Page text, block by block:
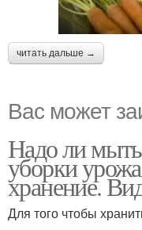
читать дальше →
Вас может
Надо ли
уборки
хранение.
Для того чтобы